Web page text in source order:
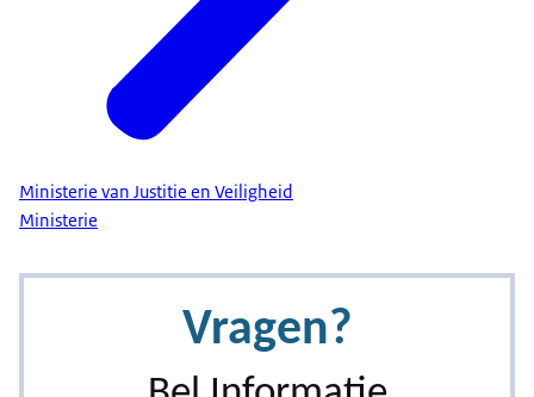
Ministerie van Justitie en Veiligheid
Ministerie